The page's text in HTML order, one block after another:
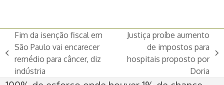
previous
post:
Fim da isenção fiscal em
São Paulo vai encarecer
remédio para câncer, diz
indústria
next
Justiça proíbe aumento
de impostos para
hospitais proposto por
Doria